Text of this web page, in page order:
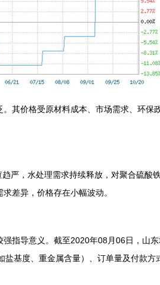
其价格受原材料成本、市场需求、环
严，水处理需求持续释放，对聚合硫酸
差异，价格存在小幅波动。
指导意义。截至2020年08月06日，山
基度、重金属含量）、订单量及付款方